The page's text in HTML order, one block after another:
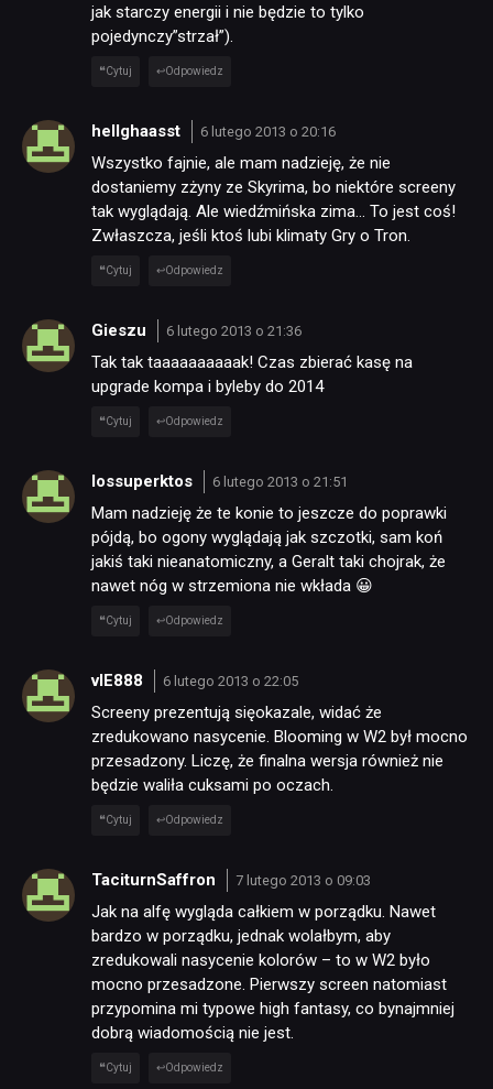
jak starczy energii i nie będzie to tylko
pojedynczy”strzał”).
Cytuj Odpowiedz
hellghaasst 6 lutego 2013 o 20:16
Wszystko fajnie, ale mam nadzieję, że nie
dostaniemy zżyny ze Skyrima, bo niektóre screeny
tak wyglądają. Ale wiedźmińska zima… To jest coś!
Zwłaszcza, jeśli ktoś lubi klimaty Gry o Tron.
Cytuj Odpowiedz
Gieszu 6 lutego 2013 o 21:36
Tak tak taaaaaaaaaak! Czas zbierać kasę na
upgrade kompa i byleby do 2014
Cytuj Odpowiedz
lossuperktos 6 lutego 2013 o 21:51
Mam nadzieję że te konie to jeszcze do poprawki
pójdą, bo ogony wyglądają jak szczotki, sam koń
jakiś taki nieanatomiczny, a Geralt taki chojrak, że
nawet nóg w strzemiona nie wkłada 😀
Cytuj Odpowiedz
vIE888 6 lutego 2013 o 22:05
Screeny prezentują sięokazale, widać że
zredukowano nasycenie. Blooming w W2 był mocno
przesadzony. Liczę, że finalna wersja również nie
będzie waliła cuksami po oczach.
Cytuj Odpowiedz
TaciturnSaffron 7 lutego 2013 o 09:03
Jak na alfę wygląda całkiem w porządku. Nawet
bardzo w porządku, jednak wolałbym, aby
zredukowali nasycenie kolorów – to w W2 było
mocno przesadzone. Pierwszy screen natomiast
przypomina mi typowe high fantasy, co bynajmniej
dobrą wiadomością nie jest.
Cytuj Odpowiedz